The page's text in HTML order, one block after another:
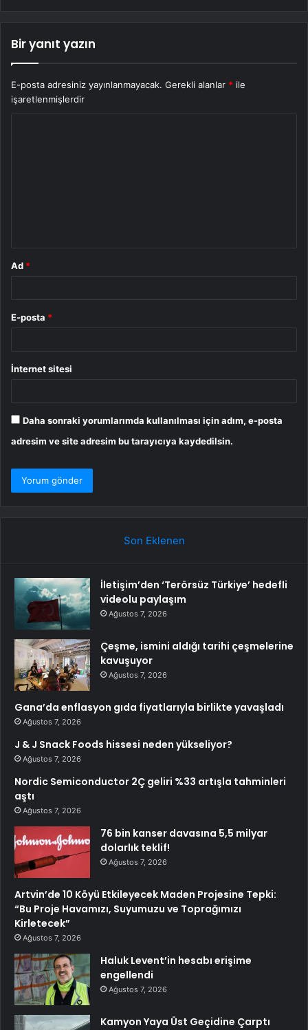
Bir yanıt yazın
E-posta adresiniz yayınlanmayacak. Gerekli alanlar * ile
işaretlenmişlerdir
Ad *
E-posta *
İnternet sitesi
Daha sonraki yorumlarımda kullanılması için adım, e-posta
adresim ve site adresim bu tarayıcıya kaydedilsin.
Son Eklenen
İletişim’den ‘Terörsüz Türkiye’ hedefli
videolu paylaşım
Ağustos 7, 2026
Çeşme, ismini aldığı tarihi çeşmelerine
kavuşuyor
Ağustos 7, 2026
Gana’da enflasyon gıda fiyatlarıyla birlikte yavaşladı
Ağustos 7, 2026
J & J Snack Foods hissesi neden yükseliyor?
Ağustos 7, 2026
Nordic Semiconductor 2Ç geliri %33 artışla tahminleri
aştı
Ağustos 7, 2026
76 bin kanser davasına 5,5 milyar
dolarlık teklif!
Ağustos 7, 2026
Artvin’de 10 Köyü Etkileyecek Maden Projesine Tepki:
“Bu Proje Havamızı, Suyumuzu ve Toprağımızı
Kirletecek”
Ağustos 7, 2026
Haluk Levent’in hesabı erişime
engellendi
Ağustos 7, 2026
Kamyon Yaya Üst Geçidine Çarptı